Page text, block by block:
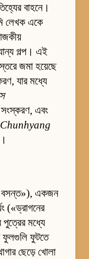
বাহনে।
লেখক একে
গল্প। এই
জমা হয়েছে
যার মধ্যে
এবং
বসন্ত»), একজন
(«ড্রাগনের
মধ্যে
ফুলগুলি ফুটতে
ছেড়ে খোলা